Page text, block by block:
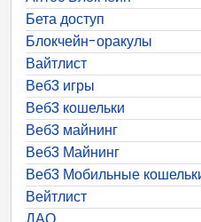
Бета доступ
Блокчейн-оракулы
Вайтлист
Веб3 игры
Веб3 кошельки
Веб3 майнинг
Веб3 Майнинг
Веб3 Мобильные
Вейтлист